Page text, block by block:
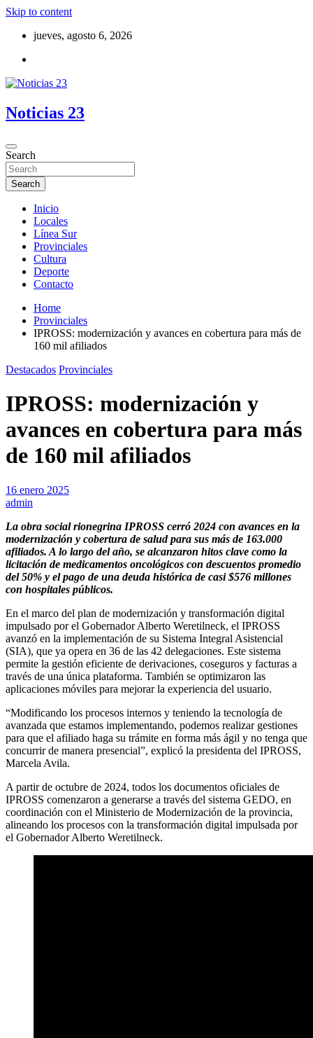
Skip to content
jueves, agosto 6, 2026
Noticias 23
Search
Search
Inicio
Locales
Línea Sur
Provinciales
Cultura
Deporte
Contacto
Home
Provinciales
IPROSS: modernización y avances en cobertura para más de
160 mil afiliados
Destacados Provinciales
IPROSS: modernización y
avances en cobertura para más
de 160 mil afiliados
16 enero 2025
admin
La obra social rionegrina IPROSS cerró 2024 con avances en la
modernización y cobertura de salud para sus más de 163.000
afiliados. A lo largo del año, se alcanzaron hitos clave como la
licitación de medicamentos oncológicos con descuentos promedio
del 50% y el pago de una deuda histórica de casi $576 millones
con hospitales públicos.
En el marco del plan de modernización y transformación digital
impulsado por el Gobernador Alberto Weretilneck, el IPROSS
avanzó en la implementación de su Sistema Integral Asistencial
(SIA), que ya opera en 36 de las 42 delegaciones. Este sistema
permite la gestión eficiente de derivaciones, coseguros y facturas a
través de una única plataforma. También se optimizaron las
aplicaciones móviles para mejorar la experiencia del usuario.
“Modificando los procesos internos y teniendo la tecnología de
avanzada que estamos implementando, podemos realizar gestiones
para que el afiliado haga su trámite en forma más ágil y no tenga que
concurrir de manera presencial”, explicó la presidenta del IPROSS,
Marcela Avila.
A partir de octubre de 2024, todos los documentos oficiales de
IPROSS comenzaron a generarse a través del sistema GEDO, en
coordinación con el Ministerio de Modernización de la provincia,
alineando los procesos con la transformación digital impulsada por
el Gobernador Alberto Weretilneck.